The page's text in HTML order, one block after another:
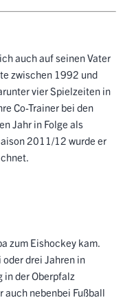
auch auf seinen Vater
zwischen 1992 und
vier Spielzeiten in
Co-Trainer bei den
Jahr in Folge als
2011/12 wurde er
zum Eishockey kam.
drei Jahren in
in der Oberpfalz
auch nebenbei Fußball